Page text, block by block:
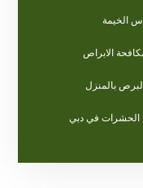
الخيمة
الابراص
بالمنزل
الحشرات في دبي